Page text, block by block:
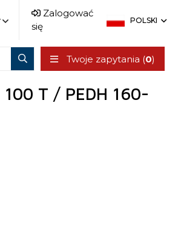
Zalogować
się
POLSKI
Twoje zapytania (0)
T / PEDH 160-